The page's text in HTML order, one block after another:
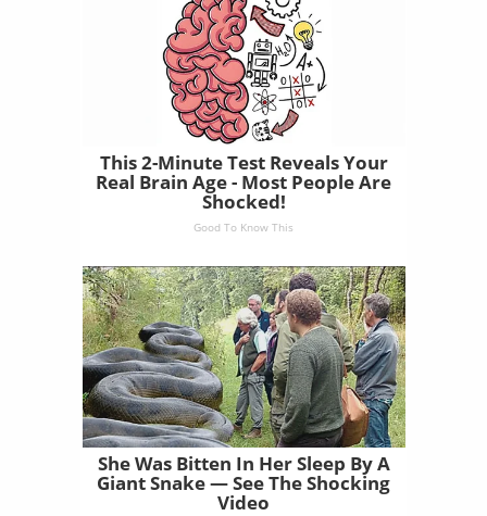
This 2-Minute Test Reveals Your
Real Brain Age - Most People Are
Shocked!
Good To Know This
She Was Bitten In Her Sleep By A
Giant Snake — See The Shocking
Video